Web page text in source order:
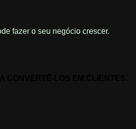
fazer o seu negócio crescer.